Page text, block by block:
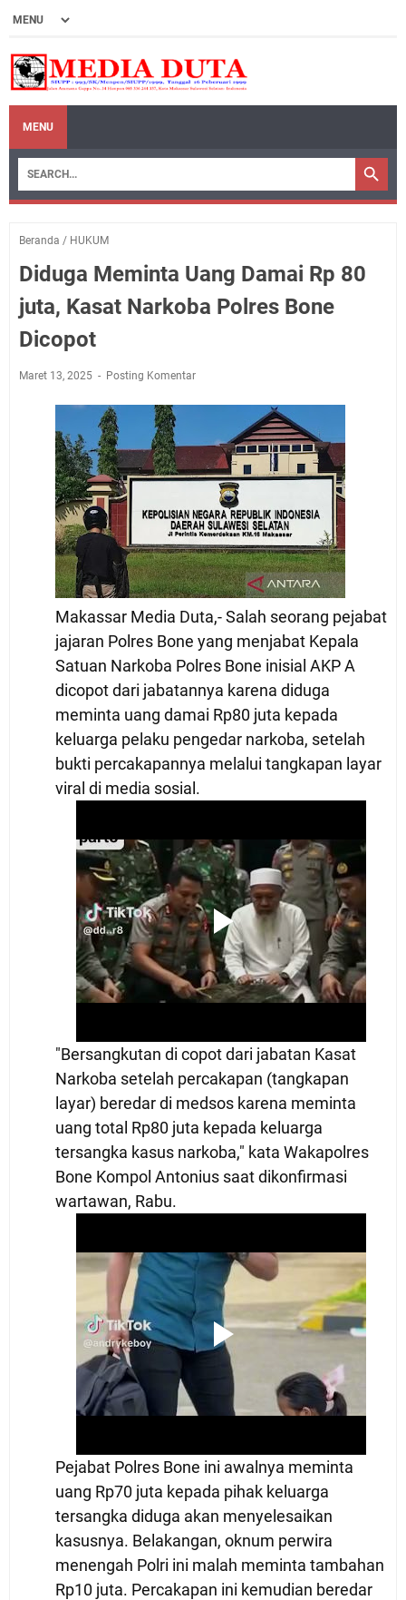
MENU
Beranda / HUKUM
Diduga Meminta Uang Damai Rp 80
juta, Kasat Narkoba Polres Bone
Dicopot
Maret 13, 2025 Posting Komentar
Makassar Media Duta,- Salah seorang pejabat
jajaran Polres Bone yang menjabat Kepala
Satuan Narkoba Polres Bone inisial AKP A
dicopot dari jabatannya karena diduga
meminta uang damai Rp80 juta kepada
keluarga pelaku pengedar narkoba, setelah
bukti percakapannya melalui tangkapan layar
viral di media sosial.
"Bersangkutan di copot dari jabatan Kasat
Narkoba setelah percakapan (tangkapan
layar) beredar di medsos karena meminta
uang total Rp80 juta kepada keluarga
tersangka kasus narkoba," kata Wakapolres
Bone Kompol Antonius saat dikonfirmasi
wartawan, Rabu.
Pejabat Polres Bone ini awalnya meminta
uang Rp70 juta kepada pihak keluarga
tersangka diduga akan menyelesaikan
kasusnya. Belakangan, oknum perwira
menengah Polri ini malah meminta tambahan
Rp10 juta. Percakapan ini kemudian beredar